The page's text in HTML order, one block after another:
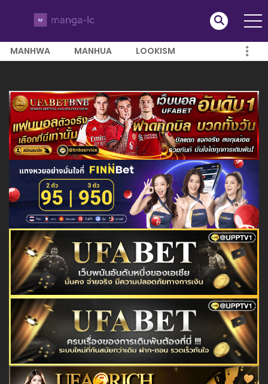
MANHWA MANHUA LOOKISM